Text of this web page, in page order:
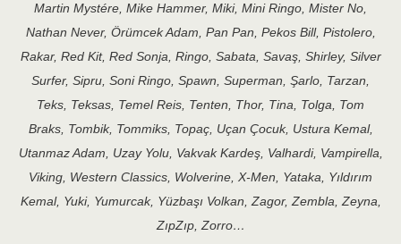
Martin Mystére, Mike Hammer, Miki, Mini Ringo, Mister No,
Nathan Never, Örümcek Adam, Pan Pan, Pekos Bill, Pistolero,
Rakar, Red Kit, Red Sonja, Ringo, Sabata, Savaş, Shirley, Silver
Surfer, Sipru, Soni Ringo, Spawn, Superman, Şarlo, Tarzan,
Teks, Teksas, Temel Reis, Tenten, Thor, Tina, Tolga, Tom
Braks, Tombik, Tommiks, Topaç, Uçan Çocuk, Ustura Kemal,
Utanmaz Adam, Uzay Yolu, Vakvak Kardeş, Valhardi, Vampirella,
Viking, Western Classics, Wolverine, X-Men, Yataka, Yıldırım
Kemal, Yuki, Yumurcak, Yüzbaşı Volkan, Zagor, Zembla, Zeyna,
ZıpZıp, Zorro…